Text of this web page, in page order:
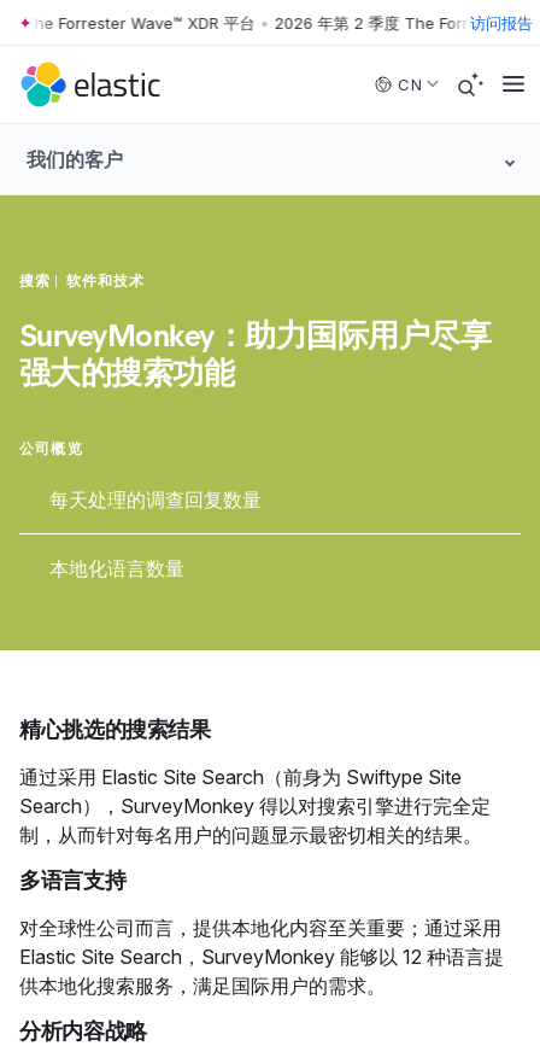
Skip to main content
The Forrester Wave™ XDR 平台 • 2026 年第 2 季度 The Forrester访问报告
CN
我们的客户
搜索 软件和技术
SurveyMonkey：助力国际用户尽享
强大的搜索功能
公司概览
每天处理的调查回复数量
本地化语言数量
精心挑选的搜索结果
通过采用 Elastic Site Search（前身为 Swiftype Site
Search），SurveyMonkey 得以对搜索引擎进行完全定
制，从而针对每名用户的问题显示最密切相关的结果。
多语言支持
对全球性公司而言，提供本地化内容至关重要；通过采用
Elastic Site Search，SurveyMonkey 能够以 12 种语言提
供本地化搜索服务，满足国际用户的需求。
分析内容战略